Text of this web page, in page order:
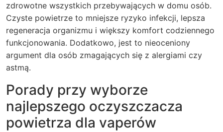
zdrowotne wszystkich przebywających w domu osób.
Czyste powietrze to mniejsze ryzyko infekcji, lepsza
regeneracja organizmu i większy komfort codziennego
funkcjonowania. Dodatkowo, jest to nieoceniony
argument dla osób zmagających się z alergiami czy
astmą.
Porady przy wyborze
najlepszego oczyszczacza
powietrza dla vaperów